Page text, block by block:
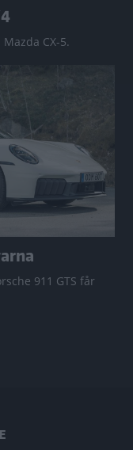
CX-5.
911 GTS får